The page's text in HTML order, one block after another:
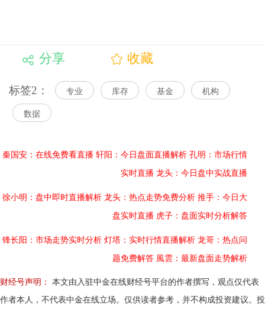
分享 收藏
标签2： 专业 库存 基金 机构
数据
秦国安：在线免费看直播 轩阳：今日盘面直播解析 孔明：市场行情
实时直播 龙头：今日盘中实战直播
徐小明：盘中即时直播解析 龙头：热点走势免费分析 推手：今日大
盘实时直播 虎子：盘面实时分析解答
锋长阳：市场走势实时分析 灯塔：实时行情直播解析 龙哥：热点问
题免费解答 風雲：最新盘面走势解析
财经号声明：
本文由入驻中金在线财经号平台的作者撰写，观点仅代表
作者本人，不代表中金在线立场。仅供读者参考，并不构成投资建议。投